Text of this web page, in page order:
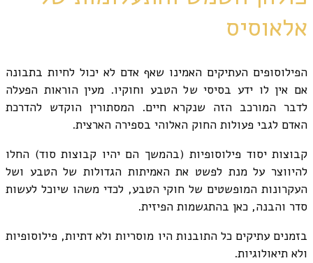
אלאוסיס
הפילוסופים העתיקים האמינו שאף אדם לא יכול לחיות בתבונה
אם אין לו ידע בסיסי של הטבע וחוקיו. מעין הוראות הפעלה
לדבר המורכב הזה שנקרא חיים. המסתורין הוקדש להדרכת
האדם לגבי פעולות החוק האלוהי בספירה הארצית.
קבוצות יסוד פילוסופיות (בהמשך הם יהיו קבוצות סוד) החלו
להיווצר על מנת לפשט את האמיתות הגדולות של הטבע ושל
העקרונות המופשטים של חוקי הטבע, לכדי משהו שיוכל לעשות
סדר והבנה, כאן בהתגשמות הפיזית.
בזמנים עתיקים כל התובנות היו מוסריות ולא דתיות, פילוסופיות
ולא תיאולוגיות.